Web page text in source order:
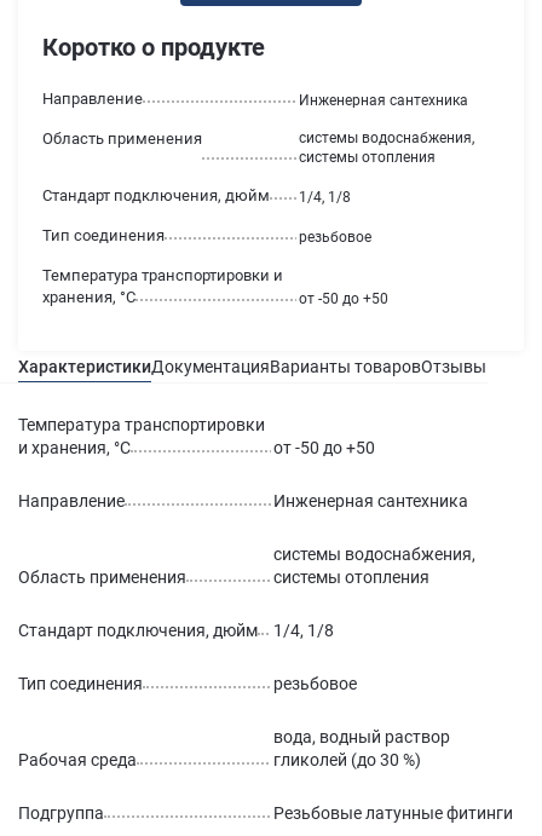
Коротко о продукте
Температура транспортировки и
хранения, °С
от -50 до +50
Направление Инженерная сантехника
Область применения
системы водоснабжения,
системы отопления
Стандарт подключения, дюйм 1/4, 1/8
Тип соединения резьбовое
ХарактеристикиДокументацияВарианты товаровОтзывы
Температура транспортировки
и хранения, °С
от -50 до +50
Направление Инженерная сантехника
Область применения
системы водоснабжения,
системы отопления
Стандарт подключения, дюйм 1/4, 1/8
Тип соединения резьбовое
Рабочая среда
вода, водный раствор
гликолей (до 30 %)
Подгруппа Резьбовые латунные фитинги